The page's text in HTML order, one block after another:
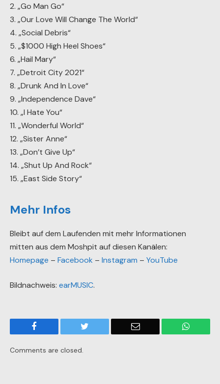
2. „Go Man Go“
3. „Our Love Will Change The World“
4. „Social Debris“
5. „$1000 High Heel Shoes“
6. „Hail Mary“
7. „Detroit City 2021“
8. „Drunk And In Love“
9. „Independence Dave“
10. „I Hate You“
11. „Wonderful World“
12. „Sister Anne“
13. „Don’t Give Up“
14. „Shut Up And Rock“
15. „East Side Story“
Mehr Infos
Bleibt auf dem Laufenden mit mehr Informationen
mitten aus dem Moshpit auf diesen Kanälen:
Homepage – Facebook – Instagram – YouTube
Bildnachweis: earMUSIC.
Email
Comments are closed.